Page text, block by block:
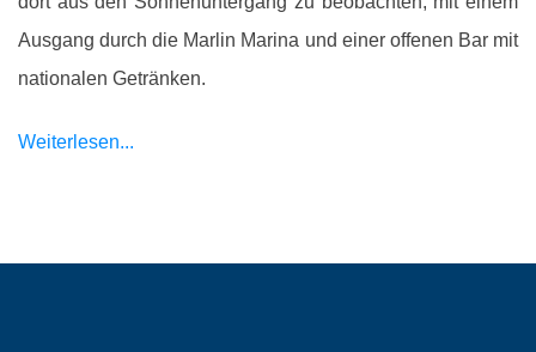
Ausgang durch die Marlin Marina und einer offenen Bar mit
nationalen Getränken.
Weiterlesen...